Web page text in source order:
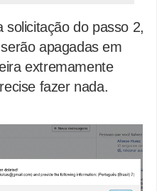
solicitação do passo 2,
apagadas em
extremamente
fazer nada.